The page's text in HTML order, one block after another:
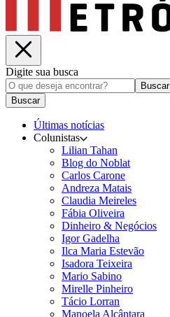
Digite sua busca
Buscar
Buscar
Últimas notícias
Colunistas
Lilian Tahan
Blog do Noblat
Carlos Carone
Andreza Matais
Claudia Meireles
Fábia Oliveira
Dinheiro & Negócios
Igor Gadelha
Ilca Maria Estevão
Isadora Teixeira
Mario Sabino
Mirelle Pinheiro
Tácio Lorran
Manoela Alcântara